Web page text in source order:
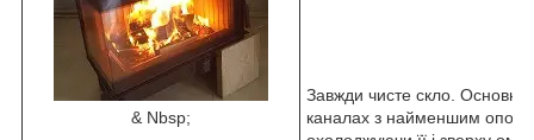
& Nbsp;
Завжди чисте скло.
каналах з найменшим